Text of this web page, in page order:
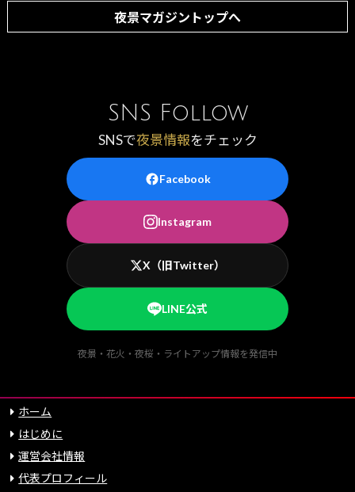
夜景マガジントップへ
SNS Follow
SNSで夜景情報をチェック
Facebook
Instagram
X（旧Twitter）
LINE公式
夜景・花火・夜桜・ライトアップ情報を発信中
ホーム
はじめに
運営会社情報
代表プロフィール